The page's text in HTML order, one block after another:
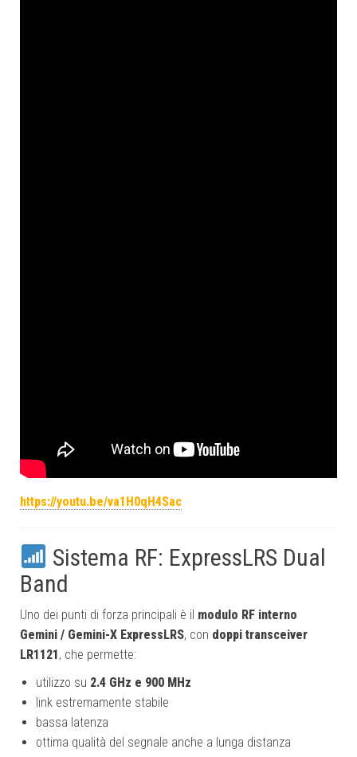
https://youtu.be/va1H0qH4Sac
Sistema RF: ExpressLRS Dual
Band
Uno dei punti di forza principali è il modulo RF interno
Gemini / Gemini-X ExpressLRS, con doppi transceiver
LR1121, che permette:
utilizzo su 2.4 GHz e 900 MHz
link estremamente stabile
bassa latenza
ottima qualità del segnale anche a lunga distanza